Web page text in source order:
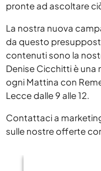
DELTA 1 BREAKFAST
SPECIALE SANREMO
BUONGIORNO VIP
RADIOGIORNALE
IL METEO
JAZID ON AIR
BLOG
ABRUZZO
PRIMO PIANO
DELTA1
EVENTI
CINEMA
RADIO DELTA 1 LIVE
CLASSIFICHE
TOP 10 2025
YOUR SONG
COOKIE POLICY
PRIVACY POLICY
pronte ad ascoltare
La nostra nuova
da questo
contenuti sono la
Denise Cicchitti è una
ogni Mattina con
Lecce dalle 9 alle 12.
Contattaci a
sulle nostre offerte